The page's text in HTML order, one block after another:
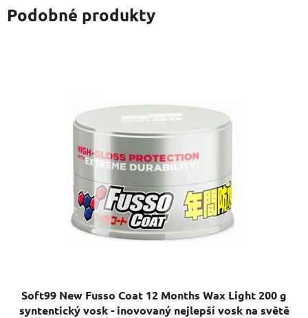
Podobné produkty
Soft99 New Fusso Coat 12 Months Wax Light 200 g
syntentický vosk - inovovaný nejlepší vosk na světě